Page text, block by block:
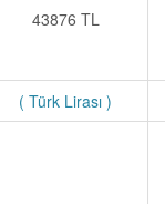
43876 TL
( Türk Lirası )